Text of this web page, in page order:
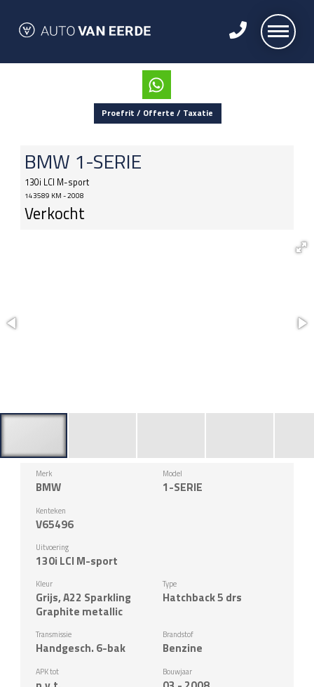
Proefrit / Offerte / Taxatie
BMW 1-SERIE
130i LCI M-sport
143589 KM - 2008
Verkocht
Merk
BMW
Model
1-SERIE
Kenteken
V65496
Uitvoering
130i LCI M-sport
Kleur
Grijs, A22 Sparkling
Graphite metallic
Type
Hatchback 5 drs
Transmissie
Handgesch. 6-bak
Brandstof
Benzine
APK tot Bouwjaar